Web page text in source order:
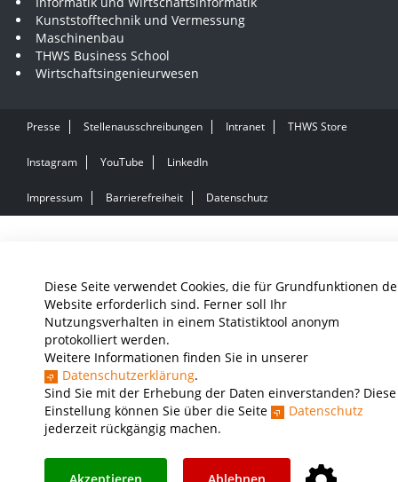
Diese Seite verwendet Cookies, die für Grundfunktionen
Website erforderlich sind. Ferner soll Ihr
Nutzungsverhalten in einem Statistiktool anonym
protokolliert werden.
Weitere Informationen finden Sie in unserer
Datenschutzerklärung.
Sind Sie mit der Erhebung der Daten einverstanden? Diese
Einstellung können Sie über die Seite
Datenschutz
jederzeit rückgängig machen.
Kunststofftechnik und Vermessung
Maschinenbau
THWS Business School
Wirtschaftsingenieurwesen
Presse Stellenausschreibungen Intranet THWS Store
Instagram YouTube LinkedIn
Impressum Barrierefreiheit Datenschutz